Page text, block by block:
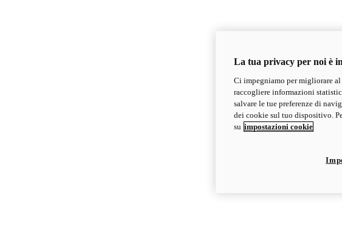
La tua privacy per noi è
Ci impegniamo per migliorare
raccogliere informazioni
salvare le tue preferenze di
dei cookie sul tuo dispositivo.
su impostazioni cookie